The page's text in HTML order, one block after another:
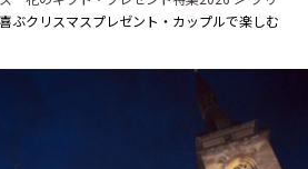
ぶクリスマスプレゼント・カップルで楽しむ